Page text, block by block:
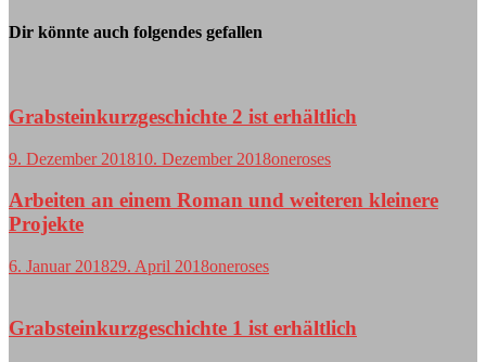
Dir könnte auch folgendes gefallen
Grabsteinkurzgeschichte 2 ist erhältlich
9. Dezember 201810. Dezember 2018oneroses
Arbeiten an einem Roman und weiteren kleinere
Projekte
6. Januar 201829. April 2018oneroses
Grabsteinkurzgeschichte 1 ist erhältlich